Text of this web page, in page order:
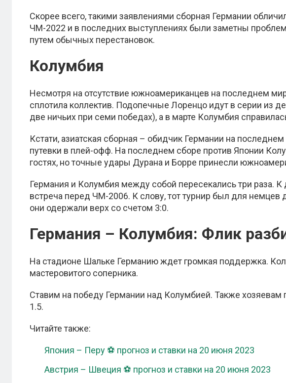
Скорее всего, такими заявлениями сборная Германии
ЧМ-2022 и в последних выступлениях были заметны
путем обычных перестановок.
Колумбия
Несмотря на отсутствие южноамериканцев на последнем
сплотила коллектив. Подопечные Лоренцо идут в серии из
две ничьих при семи победах), а в марте Колумбия
Кстати, азиатская сборная – обидчик Германии на
путевки в плей-офф. На последнем сборе против Японии
гостях, но точные удары Дурана и Борре принесли
Германия и Колумбия между собой пересекались три раза.
встреча перед ЧМ-2006. К слову, тот турнир был для
они одержали верх со счетом 3:0.
Германия – Колумбия: Флик
На стадионе Шальке Германию ждет громкая поддержка.
мастеровитого соперника.
Ставим на победу Германии над Колумбией. Также хозяевам
1.5.
Читайте также:
Япония – Перу ⚽ прогноз и ставки на 20 июня 2023
Австрия – Швеция ⚽ прогноз и ставки на 20 июня 2023